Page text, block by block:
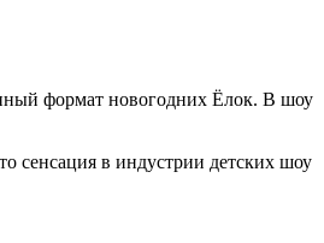
формат новогодних Ёлок. В шоу
сенсация в индустрии детских шоу